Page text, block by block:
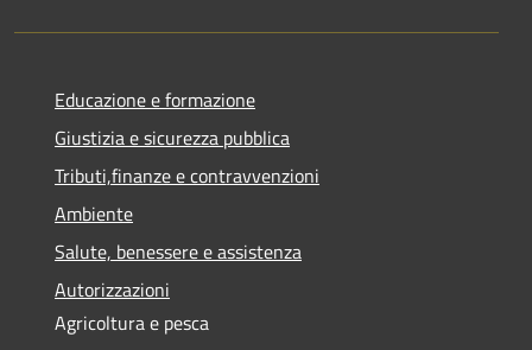
Educazione e formazione
Giustizia e sicurezza pubblica
Tributi,finanze e contravvenzioni
Ambiente
Salute, benessere e assistenza
Autorizzazioni
Agricoltura e pesca